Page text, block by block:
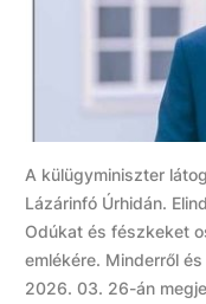
A külügyminiszter
Lázárinfó Úrhidán.
Odúkat és fészkeket
emlékére. Minderről
2026. 03. 26-án